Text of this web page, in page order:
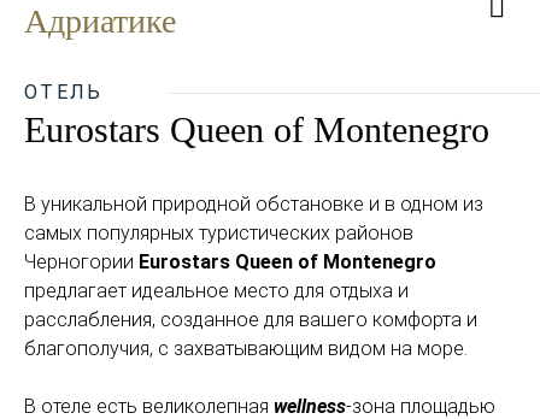
Адриатике
ОТЕЛЬ
Eurostars Queen of Montenegro
В уникальной природной обстановке и в одном из
самых популярных туристических районов
Черногории Eurostars Queen of Montenegro
предлагает идеальное место для отдыха и
расслабления, созданное для вашего комфорта и
благополучия, с захватывающим видом на море.
В отеле есть великолепная wellness-зона площадью